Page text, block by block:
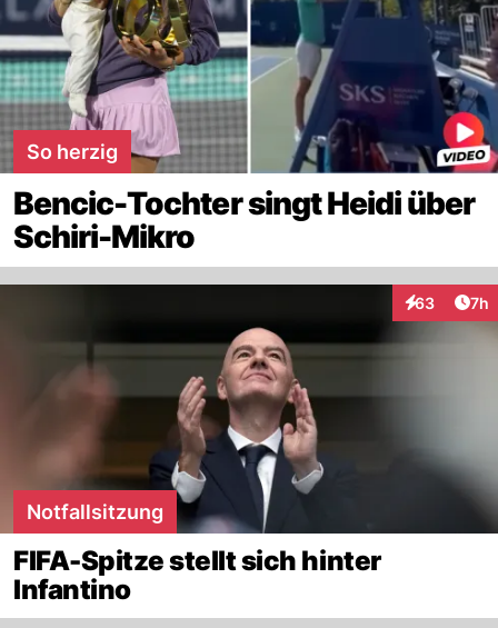
So herzig
Bencic-Tochter singt Heidi über
Schiri-Mikro
63
Interaktionen
7h
Notfallsitzung
FIFA-Spitze stellt sich hinter
Infantino